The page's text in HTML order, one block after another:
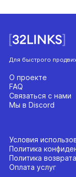
Для быстрого
О проекте
FAQ
Связаться с нами
Мы в Discord
Условия
Политика
Политика возврата
Оплата услуг